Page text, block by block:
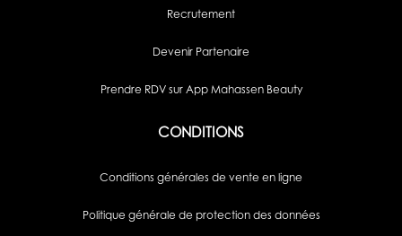
Recrutement
Devenir Partenaire
Prendre RDV sur App Mahassen Beauty
CONDITIONS
Conditions générales de vente en ligne
Politique générale de protection des données